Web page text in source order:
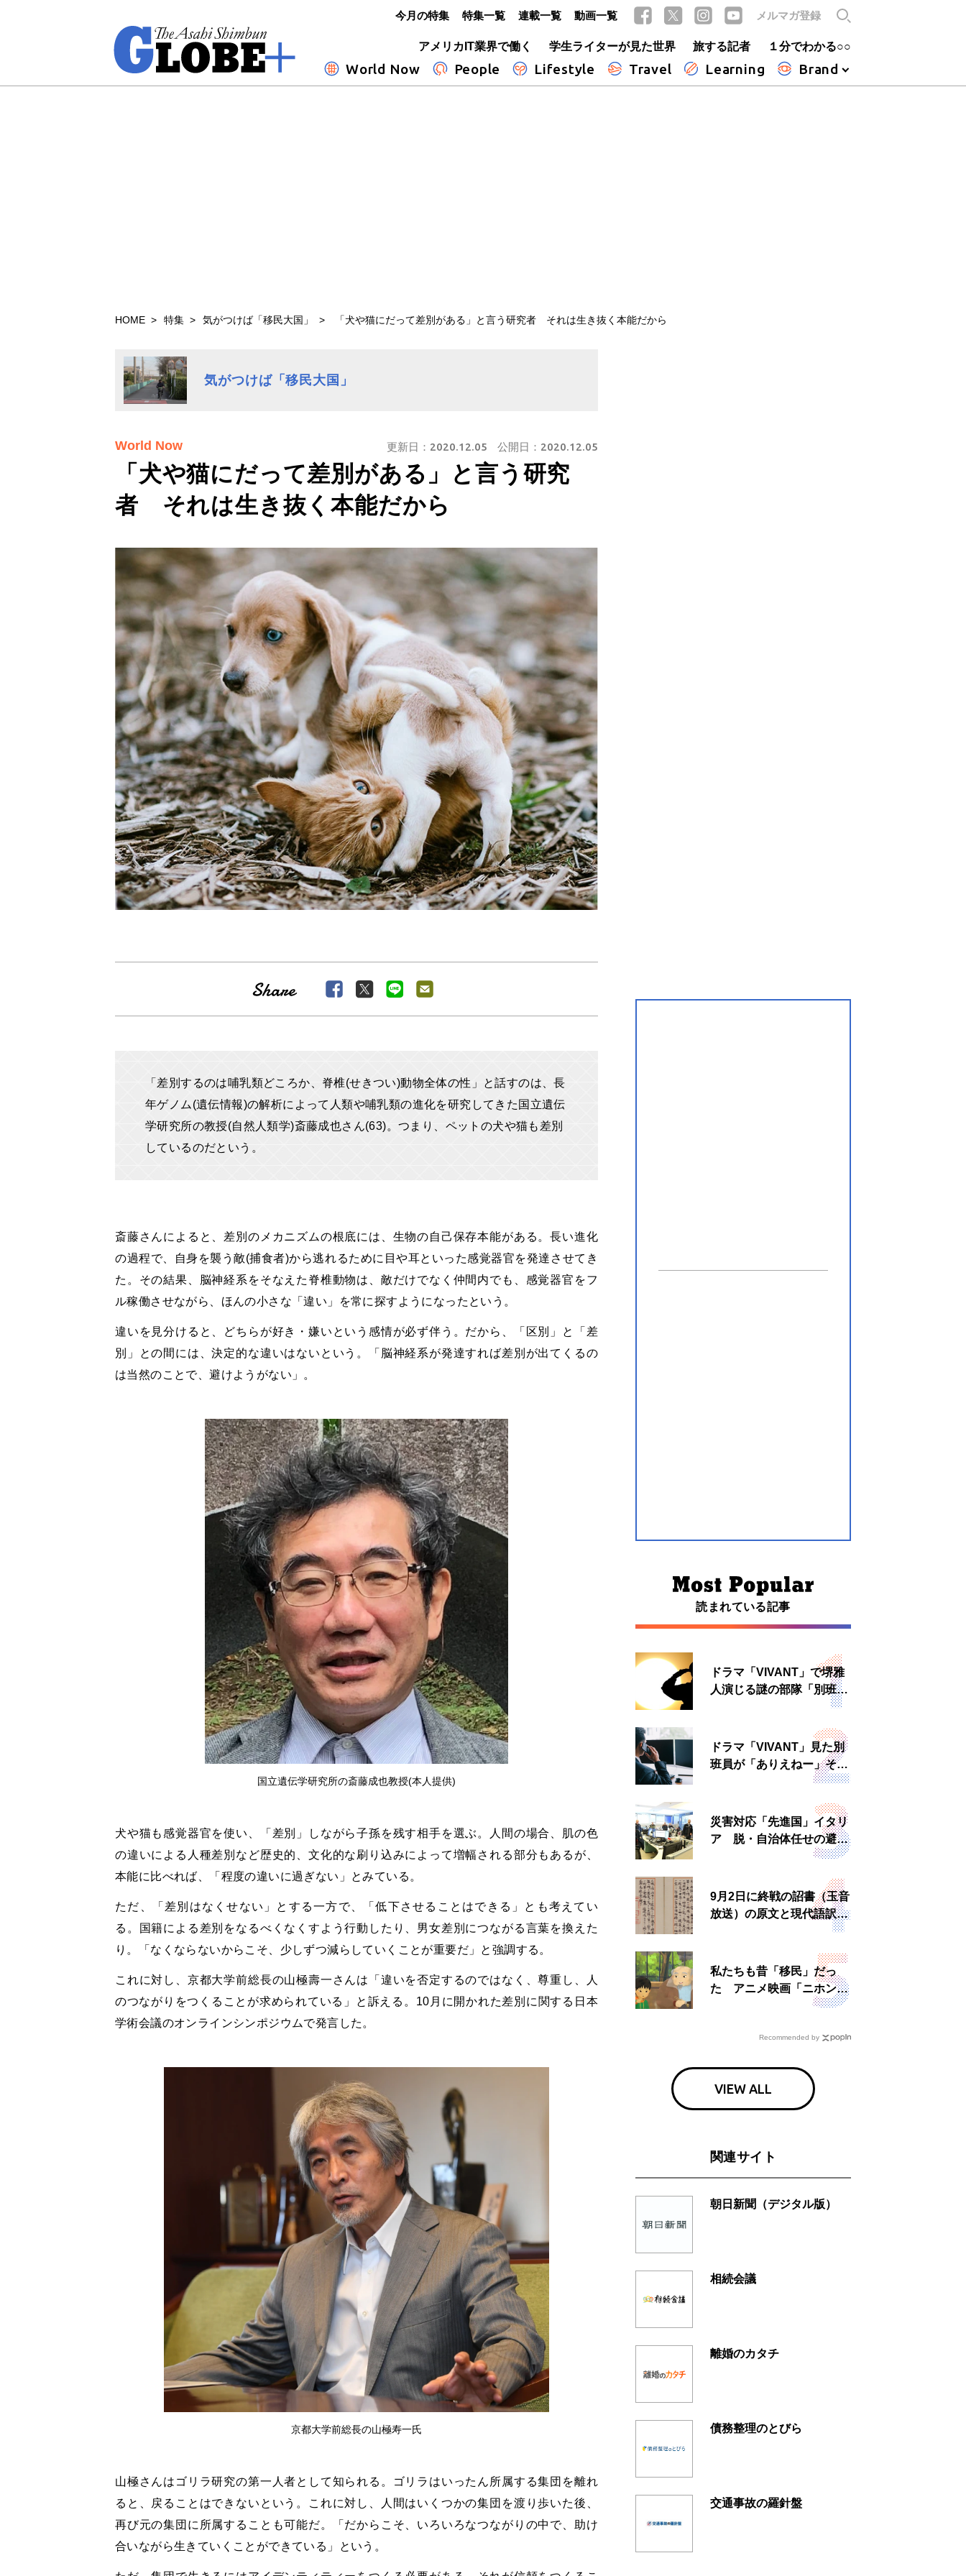
アメリカIT業界で働く
学生ライターが見た世界 旅する記者 １分でわかる○○
World Now People Lifestyle Travel Learning Brand
今月の特集 特集一覧 連載一覧 動画一覧 メルマガ登録
HOME 特集 気がつけば「移民大国」 「犬や猫にだって差別がある」と言う研究者 それは生き抜く本能だから
気がつけば「移民大国」
「犬や猫にだって差別がある」と言う研究
者 それは生き抜く本能だから
World Now 更新日： 2020.12.05 公開日： 2020.12.05
「差別するのは哺乳類どころか、脊椎(せきつい)動物全体の性」と話すのは、長
年ゲノム(遺伝情報)の解析によって人類や哺乳類の進化を研究してきた国立遺伝
学研究所の教授(自然人類学)斎藤成也さん(63)。つまり、ペットの犬や猫も差別
しているのだという。
斎藤さんによると、差別のメカニズムの根底には、生物の自己保存本能がある。長い進化
の過程で、自身を襲う敵(捕食者)から逃れるために目や耳といった感覚器官を発達させてき
た。その結果、脳神経系をそなえた脊椎動物は、敵だけでなく仲間内でも、感覚器官をフ
ル稼働させながら、ほんの小さな「違い」を常に探すようになったという。
違いを見分けると、どちらが好き・嫌いという感情が必ず伴う。だから、「区別」と「差
別」との間には、決定的な違いはないという。「脳神経系が発達すれば差別が出てくるの
は当然のことで、避けようがない」。
国立遺伝学研究所の斎藤成也教授(本人提供)
犬や猫も感覚器官を使い、「差別」しながら子孫を残す相手を選ぶ。人間の場合、肌の色
の違いによる人種差別など歴史的、文化的な刷り込みによって増幅される部分もあるが、
本能に比べれば、「程度の違いに過ぎない」とみている。
ただ、「差別はなくせない」とする一方で、「低下させることはできる」とも考えてい
る。国籍による差別をなるべくなくすよう行動したり、男女差別につながる言葉を換えた
り。「なくならないからこそ、少しずつ減らしていくことが重要だ」と強調する。
これに対し、京都大学前総長の山極壽一さんは「違いを否定するのではなく、尊重し、人
のつながりをつくることが求められている」と訴える。10月に開かれた差別に関する日本
学術会議のオンラインシンポジウムで発言した。
京都大学前総長の山極寿一氏
山極さんはゴリラ研究の第一人者として知られる。ゴリラはいったん所属する集団を離れ
ると、戻ることはできないという。これに対し、人間はいくつかの集団を渡り歩いた後、
再び元の集団に所属することも可能だ。「だからこそ、いろいろなつながりの中で、助け
合いながら生きていくことができている」という。
読まれている記事
ドラマ「VIVANT」で堺雅
人演じる謎の部隊「別班」
は実在する？内情知る人物
ドラマ「VIVANT」見た別
班員が「ありえねー」その
理由とは 非公然組織ゆえ
災害対応「先進国」イタリ
ア 脱・自治体任せの避難
所運営、被災者への温かい
9月2日に終戦の詔書（玉音
放送）の原文と現代語訳を
読む もう一つの「終戦の
私たちも昔「移民」だっ
た アニメ映画「ニホンジ
Recommended by
VIEW ALL
関連サイト
朝日新聞（デジタル版）
相続会議
離婚のカタチ
債務整理のとびら
交通事故の羅針盤